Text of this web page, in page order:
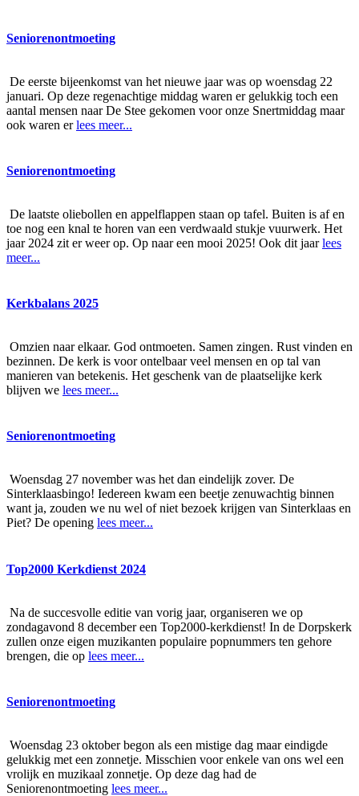
Seniorenontmoeting
De eerste bijeenkomst van het nieuwe jaar was op woensdag 22
januari. Op deze regenachtige middag waren er gelukkig toch een
aantal mensen naar De Stee gekomen voor onze Snertmiddag maar
ook waren erlees meer...
Seniorenontmoeting
De laatste oliebollen en appelflappen staan op tafel. Buiten is af en
toe nog een knal te horen van een verdwaald stukje vuurwerk. Het
jaar 2024 zit er weer op. Op naar een mooi 2025! Ook dit jaarlees
meer...
Kerkbalans 2025
Omzien naar elkaar. God ontmoeten. Samen zingen. Rust vinden en
bezinnen. De kerk is voor ontelbaar veel mensen en op tal van
manieren van betekenis. Het geschenk van de plaatselijke kerk
blijven we lees meer...
Seniorenontmoeting
Woensdag 27 november was het dan eindelijk zover. De
Sinterklaasbingo! Iedereen kwam een beetje zenuwachtig binnen
want ja, zouden we nu wel of niet bezoek krijgen van Sinterklaas en
Piet? De opening lees meer...
Top2000 Kerkdienst 2024
Na de succesvolle editie van vorig jaar, organiseren we op
zondagavond 8 december een Top2000-kerkdienst! In de Dorpskerk
zullen onze eigen muzikanten populaire popnummers ten gehore
brengen, die op lees meer...
Seniorenontmoeting
Woensdag 23 oktober begon als een mistige dag maar eindigde
gelukkig met een zonnetje. Misschien voor enkele van ons wel een
vrolijk en muzikaal zonnetje. Op deze dag had de
Seniorenontmoeting lees meer...